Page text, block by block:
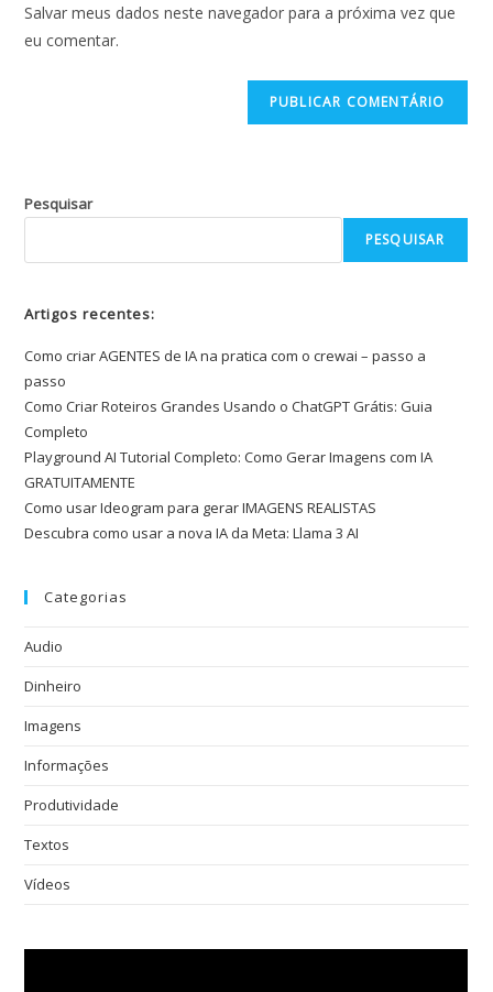
Salvar meus dados neste navegador para a próxima vez que
eu comentar.
Pesquisar
PESQUISAR
Artigos recentes:
Como criar AGENTES de IA na pratica com o crewai – passo a
passo
Como Criar Roteiros Grandes Usando o ChatGPT Grátis: Guia
Completo
Playground AI Tutorial Completo: Como Gerar Imagens com IA
GRATUITAMENTE
Como usar Ideogram para gerar IMAGENS REALISTAS
Descubra como usar a nova IA da Meta: Llama 3 AI
Categorias
Audio
Dinheiro
Imagens
Informações
Produtividade
Textos
Vídeos